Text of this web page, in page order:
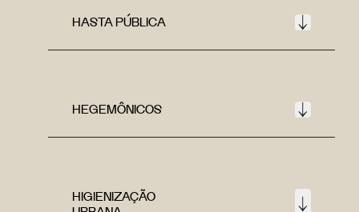
HASTA PÚBLICA
HEGEMÔNICOS
HIGIENIZAÇÃO